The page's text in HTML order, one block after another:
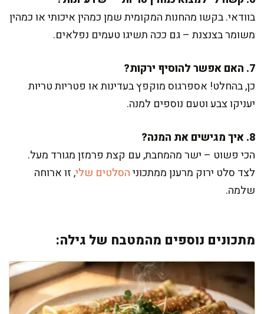
בוודאי. בקשו מהחנות המקומית שמן כמהין איכותי או כמהין
משומר בצנצנת – גם ככה תשיגו טעמים נפלאים.
7. האם אפשר להוסיף ירקות?
כן, בהחלט! אספרגוס מוקפץ בעדינות או פטריות טריות
יעניקו צבע וטעם נוספים למנה.
8. איך מגישים את המנה?
הכי פשוט – ישר מהמחבת, עם קצת פרמזן מגורד מעל.
לצד סלט ירוק מרענן ממתכוניהסלטים שלי, זו ארוחה
שלמה.
מתכונים נוספים מהמטבח של גילה: